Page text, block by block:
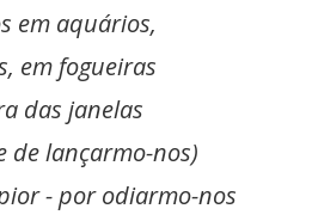
em aquários,
em fogueiras
das janelas
de lançarmo-nos)
- por odiarmo-nos